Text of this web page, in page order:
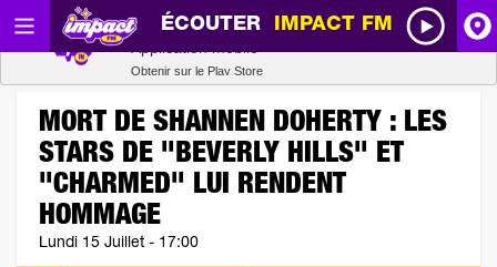
ÉCOUTER IMPACT FM
MORT DE SHANNEN DOHERTY : LES
STARS DE "BEVERLY HILLS" ET
"CHARMED" LUI RENDENT
HOMMAGE
Lundi 15 Juillet - 17:00
Radio SCOOP
Obtenir sur le Play Store
Télécharger